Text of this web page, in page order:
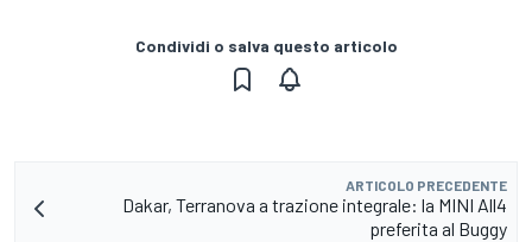
Condividi o salva questo articolo
ARTICOLO PRECEDENTE
Dakar, Terranova a trazione integrale: la MINI All4
preferita al Buggy